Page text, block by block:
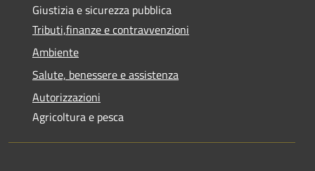
Giustizia e sicurezza pubblica
Tributi,finanze e contravvenzioni
Ambiente
Salute, benessere e assistenza
Autorizzazioni
Agricoltura e pesca